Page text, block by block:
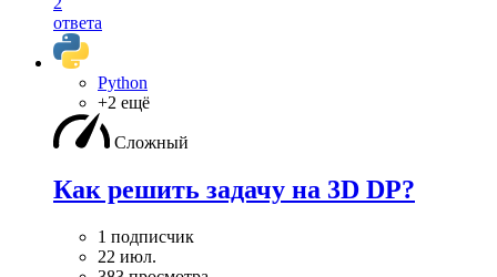
ответа
Python
+2 ещё
Сложный
Как решить задачу на 3D DP?
1 подписчик
22 июл.